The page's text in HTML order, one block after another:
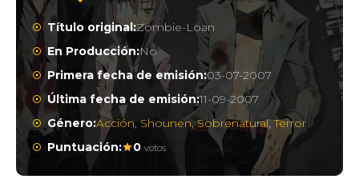
Título original:Zombie-Loan
En Producción:No
Primera fecha de emisión:03-07-2007
Última fecha de emisión:11-09-2007
Género:Acción, Shounen,Sobrenatural,Terror
Puntuación:
0 votos